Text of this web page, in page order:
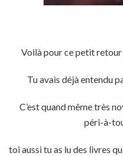
Voilà pour ce petit retour
Tu avais déjà entendu
C’est quand même très
péri-à-
toi aussi tu as lu des livres